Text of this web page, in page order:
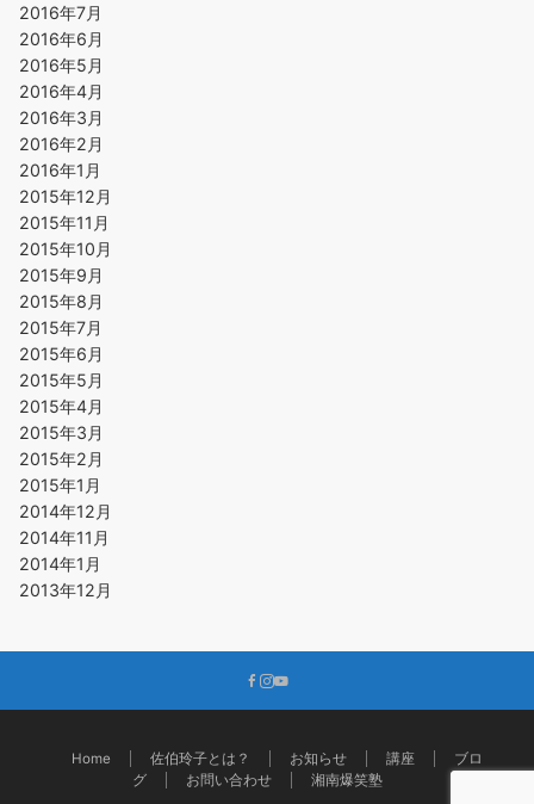
2016年7月
2016年6月
2016年5月
2016年4月
2016年3月
2016年2月
2016年1月
2015年12月
2015年11月
2015年10月
2015年9月
2015年8月
2015年7月
2015年6月
2015年5月
2015年4月
2015年3月
2015年2月
2015年1月
2014年12月
2014年11月
2014年1月
2013年12月
Home 佐伯玲子とは？ お知らせ 講座
ブロ
グ
お問い合わせ 湘南爆笑塾